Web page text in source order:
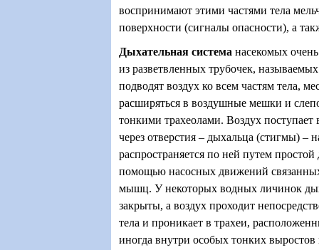
воспринимают этими частями тела
поверхности (сигналы опасности), а
Дыхательная система насекомых
из разветвленных трубочек,
подводят воздух ко всем частям тела,
расширяться в воздушные мешки и
тонкими трахеолами. Воздух
через отверстия – дыхальца (стигмы) –
распространяется по ней путем
помощью насосных движений
мышц. У некоторых водных личинок
закрыты, а воздух проходит
тела и проникает в трахеи,
иногда внутри особых тонких